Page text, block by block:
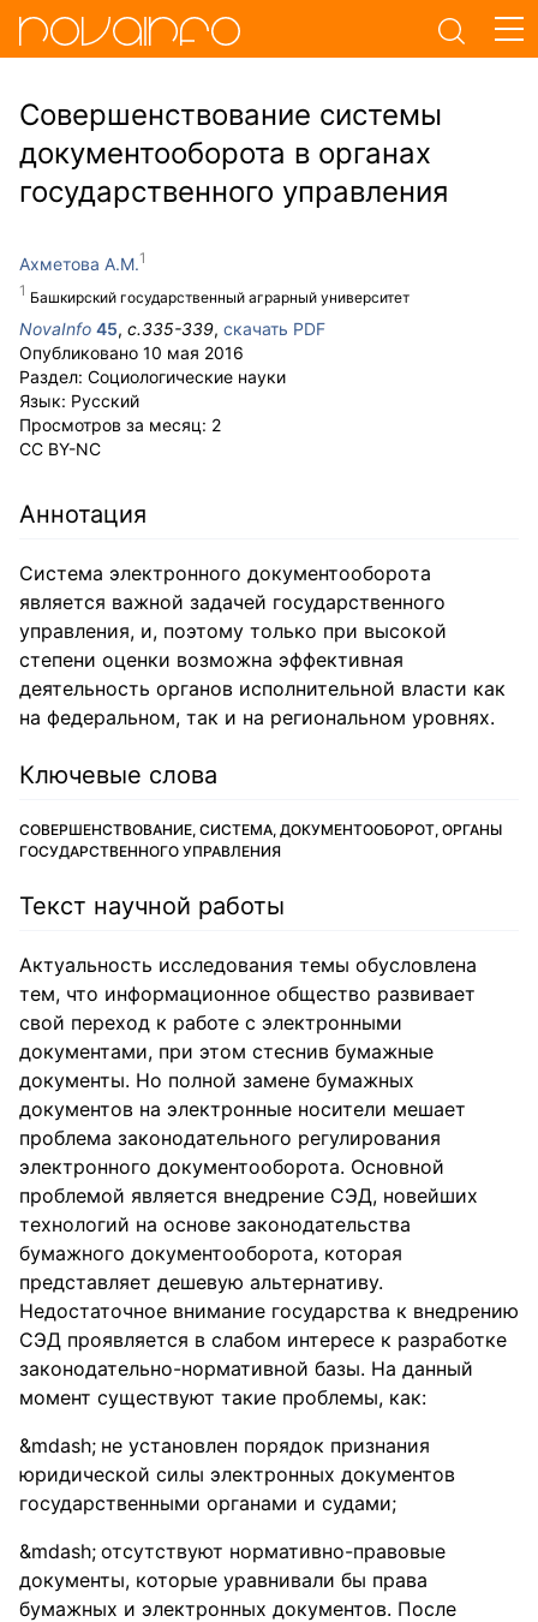
Совершенствование системы
документооборота в органах
государственного управления
Ахметова А.М.
Башкирский государственный аграрный университет
NovaInfo 45, с.335-339, скачать PDF
Опубликовано 10 мая 2016
Раздел: Социологические науки
Язык: Русский
Просмотров за месяц: 2
CC BY-NC
Аннотация
Система электронного документооборота
является важной задачей государственного
управления, и, поэтому только при высокой
степени оценки возможна эффективная
деятельность органов исполнительной власти как
на федеральном, так и на региональном уровнях.
Ключевые слова
СОВЕРШЕНСТВОВАНИЕ, СИСТЕМА, ДОКУМЕНТООБОРОТ, ОРГАНЫ
ГОСУДАРСТВЕННОГО УПРАВЛЕНИЯ
Текст научной работы
Актуальность исследования темы обусловлена
тем, что информационное общество развивает
свой переход к работе с электронными
документами, при этом стеснив бумажные
документы. Но полной замене бумажных
документов на электронные носители мешает
проблема законодательного регулирования
электронного документооборота. Основной
проблемой является внедрение СЭД, новейших
технологий на основе законодательства
бумажного документооборота, которая
представляет дешевую альтернативу.
Недостаточное внимание государства к внедрению
СЭД проявляется в слабом интересе к разработке
законодательно-нормативной базы. На данный
момент существуют такие проблемы, как:
не установлен порядок признания
юридической силы электронных документов
государственными органами и судами;
отсутствуют нормативно-правовые
документы, которые уравнивали бы права
бумажных и электронных документов. После